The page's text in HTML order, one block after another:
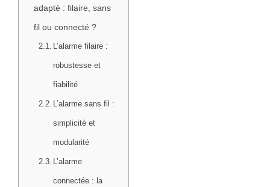
adapté : filaire, sans
fil ou connecté ?
L’alarme filaire :
robustesse et
fiabilité
L’alarme sans fil :
simplicité et
modularité
L’alarme
connectée : la